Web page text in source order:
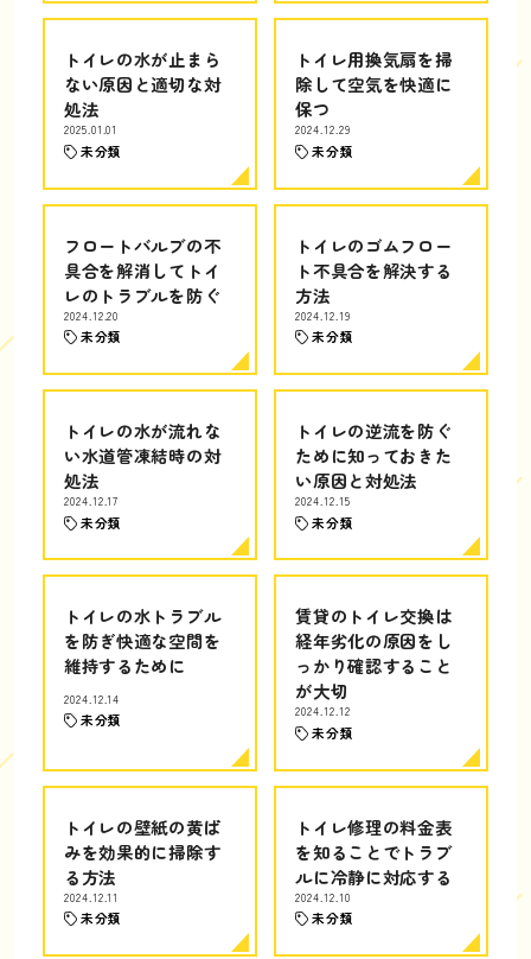
トイレの水が止まら
ない原因と適切な対
処法
2025.01.01
未分類
トイレ用換気扇を掃
除して空気を快適に
保つ
2024.12.29
未分類
フロートバルブの不
具合を解消してトイ
レのトラブルを防ぐ
2024.12.20
未分類
トイレのゴムフロー
ト不具合を解決する
方法
2024.12.19
未分類
トイレの水が流れな
い水道管凍結時の対
処法
2024.12.17
未分類
トイレの逆流を防ぐ
ために知っておきた
い原因と対処法
2024.12.15
未分類
トイレの水トラブル
を防ぎ快適な空間を
維持するために
2024.12.14
未分類
賃貸のトイレ交換は
経年劣化の原因をし
っかり確認すること
が大切
2024.12.12
未分類
トイレの壁紙の黄ば
みを効果的に掃除す
る方法
2024.12.11
未分類
トイレ修理の料金表
を知ることでトラブ
ルに冷静に対応する
2024.12.10
未分類